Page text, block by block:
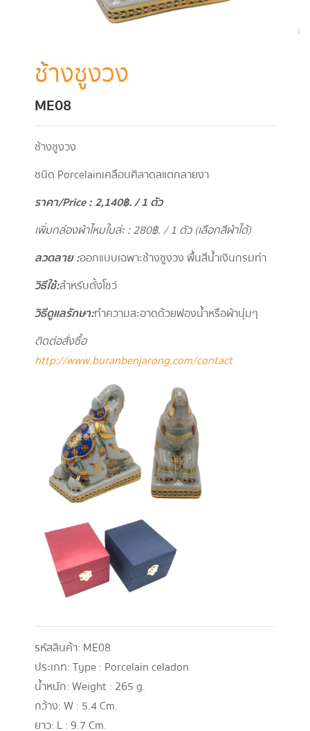
ช้างชูงวง
ME08
ช้างชูงวง
ชนิด Porcelainเคลือบศิลาดลแตกลายงา
ราคา/Price : 2,140฿. / 1 ตัว
เพิ่มกล่องผ้าไหมใบล่ะ : 280฿. / 1 ตัว (เลือกสีผ้าได้)
ลวดลาย :ออกแบบเฉพาะช้างชูงวง พื้นสีน้ำเงินกรมท่า
วิธีใช้ :สำหรับตั้งโชว์
วิธีดูแลรักษา :ทำความสะอาดด้วยฟองน้ำหรือผ้านุ่มๆ
ติดต่อสั่งซื้อ
http://www.buranbenjarong.com/contact
รหัสสินค้า: ME08
ประเภท:Type : Porcelain celadon
น้ำหนัก:Weight : 265 g.
กว้าง:W : 5.4 Cm.
ยาว: L : 9.7 Cm.